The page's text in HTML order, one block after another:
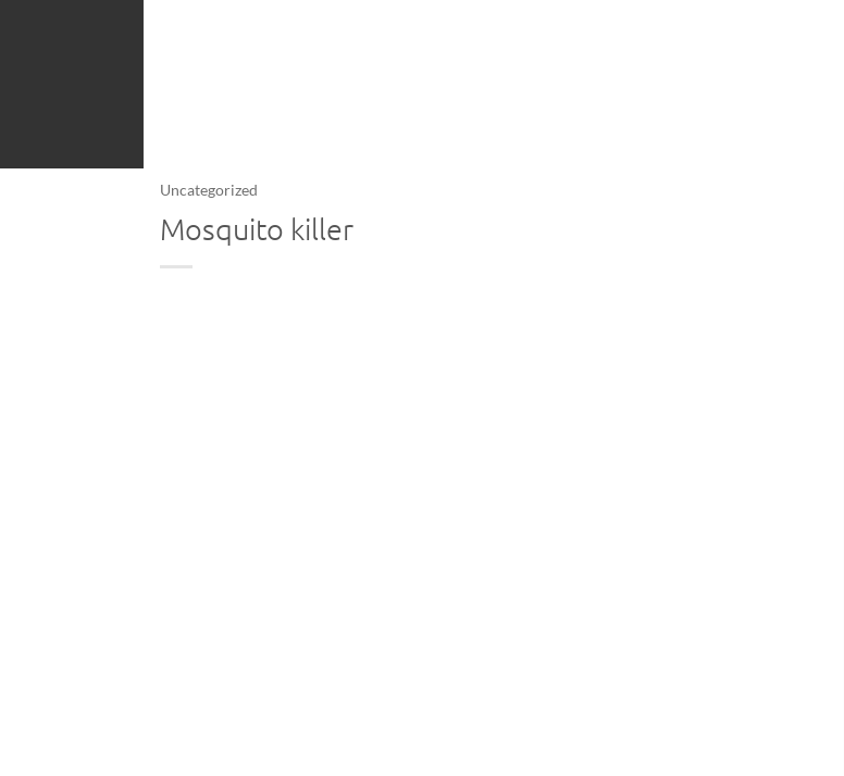
Uncategorized
Mosquito killer